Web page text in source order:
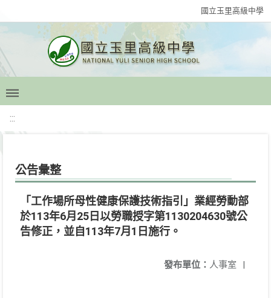
國立玉里高級中學
:::
公告彙整
「工作場所母性健康保護技術指引」業經勞動部
於113年6月25日以勞職授字第1130204630號公
告修正，並自113年7月1日施行。
發布單位： 人事室 |